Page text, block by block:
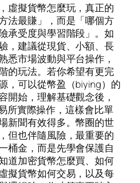
虛擬貨幣怎麼玩，真正的
法最賺」，而是「哪個方
承受度與學習階段」。如
，建議從現貨、小額、長
悉市場波動與平台操作，
的玩法。若你希望有更完
，可以從幣盈（biying）的
開始，理解基礎觀念後，
所實際操作，這樣會比單
新聞有效得多。幣圈的世
但也伴隨風險，最重要的
桶金，而是先學會保護自
道加密貨幣怎麼買、如何
擬貨幣如何交易，以及每